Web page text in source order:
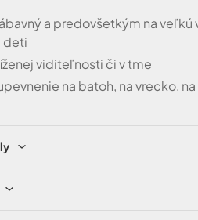
a predovšetkým na
deti
viditeľnosti či v tme
na batoh, na vrecko,